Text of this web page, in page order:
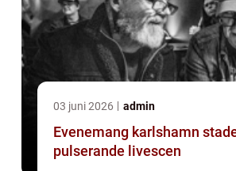
03 juni 2026 admin
Evenemang karlshamn stadens
pulserande livescen